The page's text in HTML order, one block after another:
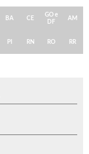
BA CE
GO e
DF
AM
PI RN RO RR